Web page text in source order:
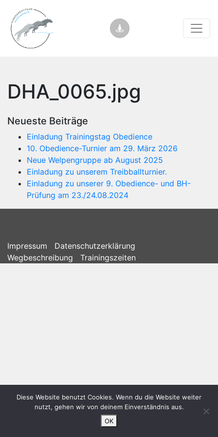
DHA_0065.jpg
Neueste Beiträge
Einladung Trainingstag Obedience
10. Obedience-Turnier am 29. März 2026
Neue Welpengruppe ab August 2025
Einladung zu unserem Treibballturnier.
Einladung zu unserer 9. Obedience- und BH-
Prüfung am 23./24.08.2024
Impressum
Datenschutzerklärung
Wegbeschreibung
Trainingszeiten
Diese Website benutzt Cookies. Wenn du die Website weiter
nutzt, gehen wir von deinem Einverständnis aus.
OK